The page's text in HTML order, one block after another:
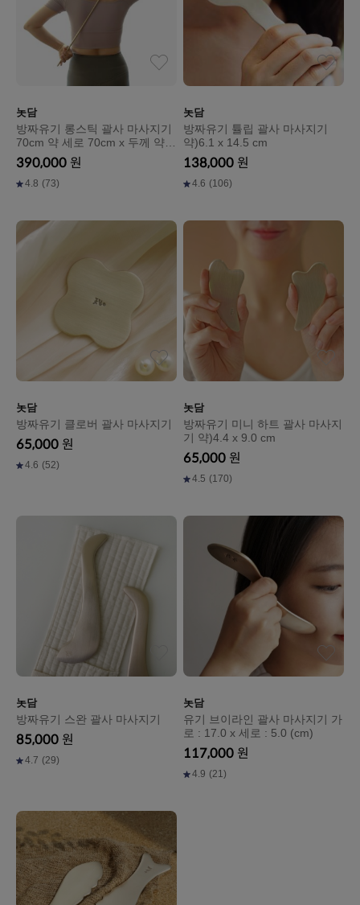
놋담
방짜유기 롱스틱 괄사 마사지기
70cm 약 세로 70cm x 두께 약
0.75cm
390,000 원
4.8 (73)
놋담
방짜유기 튤립 괄사 마사지기
약)6.1 x 14.5 cm
138,000 원
4.6 (106)
놋담
방짜유기 클로버 괄사 마사지기
65,000 원
4.6 (52)
놋담
방짜유기 미니 하트 괄사 마사지
기 약)4.4 x 9.0 cm
65,000 원
4.5 (170)
놋담
방짜유기 스완 괄사 마사지기
85,000 원
4.7 (29)
놋담
유기 브이라인 괄사 마사지기 가
로 : 17.0 x 세로 : 5.0 (cm)
117,000 원
4.9 (21)